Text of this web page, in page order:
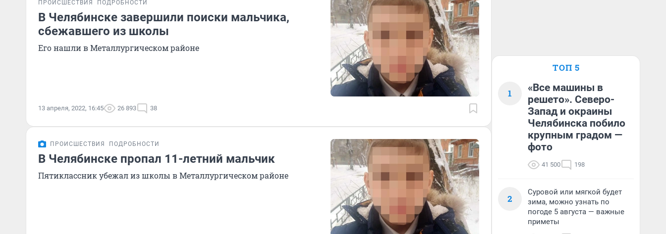
ПРОИСШЕСТВИЯ ПОДРОБНОСТИ
В Челябинске завершили поиски мальчика,
сбежавшего из школы
Его нашли в Металлургическом районе
13 апреля, 2022, 16:45 26 893 38
ПРОИСШЕСТВИЯ ПОДРОБНОСТИ
В Челябинске пропал 11-летний мальчик
Пятиклассник убежал из школы в Металлургическом районе
ТОП 5
1
«Все машины в
решето». Северо-
Запад и окраины
Челябинска побило
крупным градом —
фото
41 500 198
2
Суровой или мягкой будет
зима, можно узнать по
погоде 5 августа — важные
приметы